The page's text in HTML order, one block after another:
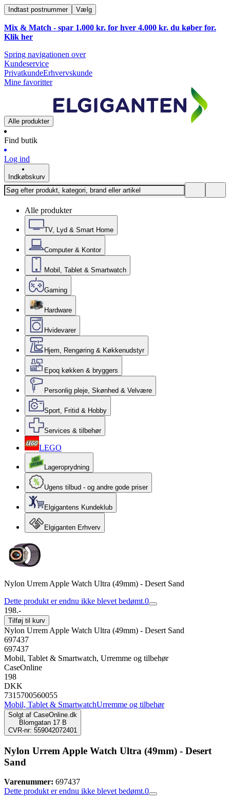
Indtast postnummer Vælg
Mix & Match - spar 1.000 kr. for hver 4.000 kr. du køber for.
Klik her
Spring navigationen over
Kundeservice
PrivatkundeErhvervskunde
Mine favoritter
Alle produkter
Find butik
Log ind
Indkøbskurv
Alle produkter
TV, Lyd & Smart Home
Computer & Kontor
Mobil, Tablet & Smartwatch
Gaming
Hardware
Hvidevarer
Hjem, Rengøring & Køkkenudstyr
Epoq køkken & bryggers
Personlig pleje, Skønhed & Velvære
Sport, Fritid & Hobby
Services & tilbehør
LEGO
Lageroprydning
Ugens tilbud - og andre gode priser
Elgigantens Kundeklub
Elgiganten Erhverv
Nylon Urrem Apple Watch Ultra (49mm) - Desert Sand
Dette produkt er endnu ikke blevet bedømt.0
198.-
Tilføj til kurv
Nylon Urrem Apple Watch Ultra (49mm) - Desert Sand
697437
697437
Mobil, Tablet & Smartwatch, Urremme og tilbehør
CaseOnline
198
DKK
7315700560055
Mobil, Tablet & SmartwatchUrremme og tilbehør
Solgt af CaseOnline.dk
Blomgatan 17 B
CVR-nr: 559042072401
Nylon Urrem Apple Watch Ultra (49mm) - Desert
Sand
Varenummer: 697437
Dette produkt er endnu ikke blevet bedømt.0